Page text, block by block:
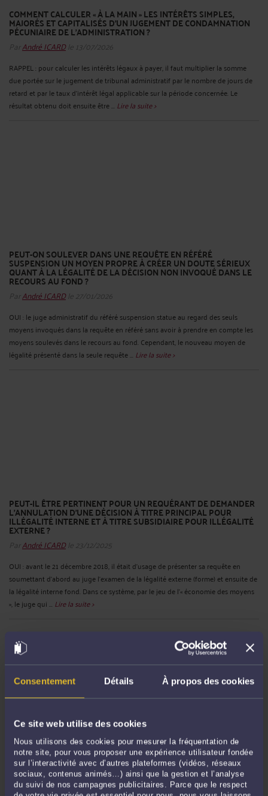
Consentement Détails À propos des cookies
Ce site web utilise des cookies
Nous utilisons des cookies pour mesurer la fréquentation de
notre site, pour vous proposer une expérience utilisateur fondée
sur l’interactivité avec d’autres plateformes (vidéos, réseaux
sociaux, contenus animés…) ainsi que la gestion et l’analyse
du suivi de nos campagnes publicitaires. Parce que le respect
COMMENT CALCULER « À LA MAIN » LES INTÉRÊTS SIMPLES,
MAJORÉS ET CAPITALISÉS D’UN JUGEMENT DE CONDAMNATION
PÉCUNIAIRE DE L’ADMINISTRATION ?
ParAndré ICARDle 13/07/2026
RAPPEL : pour calculer les intérêts légaux à payer, il faut multiplier la somme
due portée sur le jugement de tribunal administratif par le nombre de jours de
retard et par le taux d'intérêt légal applicable sur la période concernée. Le
résultat obtenu doit ensuite être ... Lire la suite >
PEUT-ON SOULEVER DANS UNE REQUÊTE EN RÉFÉRÉ
SUSPENSION UN MOYEN PROPRE À CRÉER UN DOUTE SÉRIEUX
QUANT À LA LÉGALITÉ DE LA DÉCISION NON INVOQUÉ DANS LE
RECOURS AU FOND ?
ParAndré ICARDle 27/01/2026
OUI : le juge administratif du référé suspension statue au regard des seuls
moyens invoqués dans la requête en référé sans avoir à prendre en compte les
moyens soulevés dans le recours au fond. Cependant, le nouveau moyen de
légalité présenté dans la seule requête ... Lire la suite >
PEUT-IL ÊTRE PERTINENT POUR UN REQUÉRANT DE DEMANDER
L’ANNULATION D’UNE DÉCISION À TITRE PRINCIPAL POUR
ILLÉGALITÉ INTERNE ET À TITRE SUBSIDIAIRE POUR ILLÉGALITÉ
EXTERNE ?
ParAndré ICARDle 23/12/2025
OUI : avant le 21 décembre 2018, il était d’usage de présenter sa requête en
soumettant d’abord au juge l’examen de la légalité externe (forme) et ensuite de
la légalité interne fond. Dans ce système, par le jeu de l’« économie des moyens
», le juge qui ... Lire la suite >
EST-IL INDISPENSABLE DE VERSER UNE NOUVELLE FOIS LES
PIÈCES PRODUITES EN PREMIÈRE INSTANCE DEVANT LA COUR
ADMINISTRATIVE D’APPEL ?
ParAndré ICARDle 19/12/2025